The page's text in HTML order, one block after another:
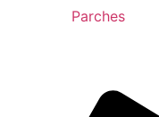
Parches